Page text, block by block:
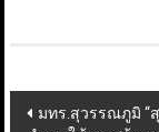
Post
มทร.สุวรรณภูมิ “